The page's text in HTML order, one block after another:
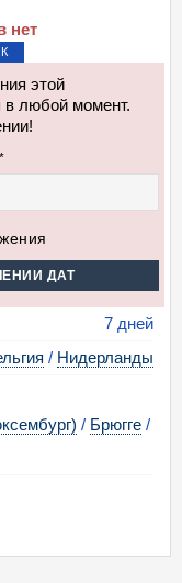
нет
этой
в любой момент.
ДАТ
7 дней
/ Нидерланды
/ Брюгге /